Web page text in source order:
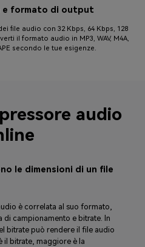
e formato di output
file audio con 32 Kbps, 64 Kbps, 128
il formato audio in MP3, WAV, M4A,
secondo le tue esigenze.
audio
le dimensioni di un file
è correlata al suo formato,
campionamento e bitrate. In
bitrate può rendere il file audio
il bitrate, maggiore è la